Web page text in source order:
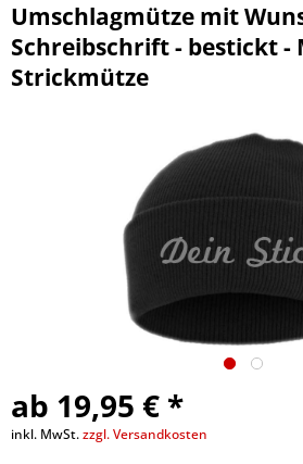
Umschlagmütze mit
Schreibschrift - bestickt -
Strickmütze
ab 19,95 € *
inkl. MwSt.zzgl. Versandkosten